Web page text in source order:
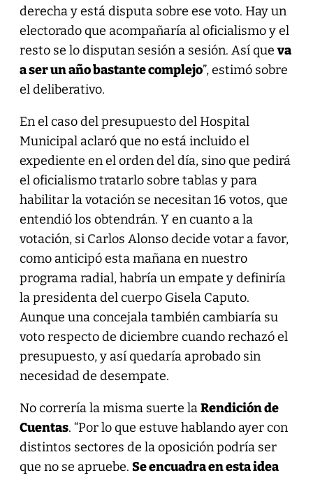
derecha y está disputa sobre ese voto. Hay un
electorado que acompañaría al oficialismo y el
resto se lo disputan sesión a sesión. Así que va
a ser un año bastante complejo”, estimó sobre
el deliberativo.
En el caso del presupuesto del Hospital
Municipal aclaró que no está incluido el
expediente en el orden del día, sino que pedirá
el oficialismo tratarlo sobre tablas y para
habilitar la votación se necesitan 16 votos, que
entendió los obtendrán. Y en cuanto a la
votación, si Carlos Alonso decide votar a favor,
como anticipó esta mañana en nuestro
programa radial, habría un empate y definiría
la presidenta del cuerpo Gisela Caputo.
Aunque una concejala también cambiaría su
voto respecto de diciembre cuando rechazó el
presupuesto, y así quedaría aprobado sin
necesidad de desempate.
No correría la misma suerte laRendición de
Cuentas. “Por lo que estuve hablando ayer con
distintos sectores de la oposición podría ser
que no se apruebe. Se encuadra en esta idea